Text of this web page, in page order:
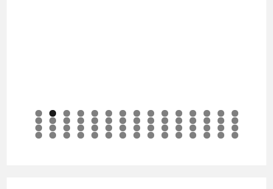
0 1 2 3 4 5
6 7 8 9 0 1 2 3 4 5 6 7 8 9 0
1 2 3 4 5 6 7 8 9 0 1 2 3 4 5
6 7 8 9 0 1 2 3 4 5 6 7 8 9 0